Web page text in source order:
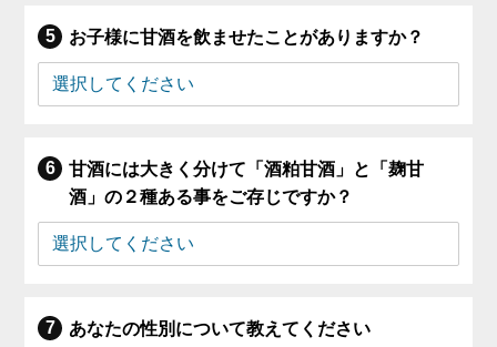
お子様に甘酒を飲ませたことがありますか？
甘酒には大きく分けて「酒粕甘酒」と「麹甘
酒」の２種ある事をご存じですか？
あなたの性別について教えてください